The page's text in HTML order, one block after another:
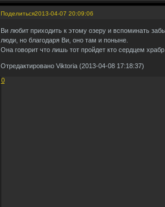
Поделиться2013-04-07 20:09:06
Ви любит приходить к этому озеру и вспоминать
люди, но благодаря Ви, оно там и поныне.
Она говорит что лишь тот пройдет кто сердцем
Отредактировано Viktoria (2013-04-08 17:18:37)
0